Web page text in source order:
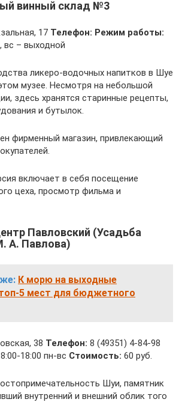
винный склад №3
17 Телефон: Режим работы:
вс – выходной
ликеро-водочных напитков в Шуе
музее. Несмотря на небольшой
здесь хранятся старинные рецепты,
и бутылок.
фирменный магазин, привлекающий
включает в себя посещение
цеха, просмотр фильма и
Павловский (Усадьба
А. Павлова)
К морю на выходные
5 мест для бюджетного
38 Телефон: 8 (49351) 4-84-98
8:00-18:00 пн-вс Стоимость: 60 руб.
Шуи, памятник
внутренний и внешний облик того